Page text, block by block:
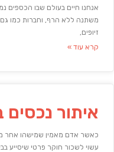
אנחנו חיים בעולם שבו הכספים
משתנה ללא הרף, וחברות כמו גם
זיופים,
קרא עוד »
איתור נכסים
כאשר אדם מאמין שמישהו אחר
עשוי לשכור חוקר פרטי שיסייע